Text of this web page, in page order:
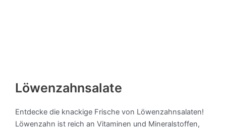
Löwenzahnsalate
Entdecke die knackige Frische von Löwenzahnsalaten!
Löwenzahn ist reich an Vitaminen und Mineralstoffen,